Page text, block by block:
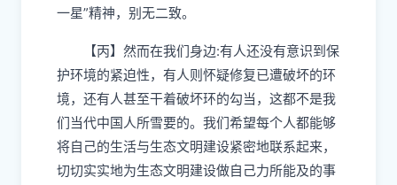
一星”精神， 别无二致。
【丙】 然而在我们身边:有人还没有意识到保
护环境的紧迫性，有人则怀疑修复已遭破坏的环
境，还有人甚至干着破坏环的勾当，这都不是我
们当代中国人所雪要的。我们希望每个人都能够
将自己的生活与生态文明建设紧密地联系起来，
切切实实地为生态文明建设做自己力所能及的事